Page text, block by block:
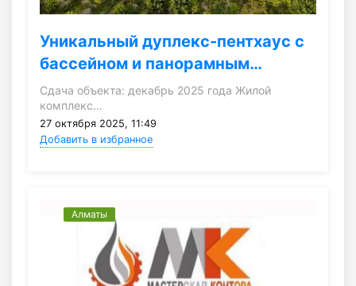
Уникальный дуплекс-пентхаус с
бассейном и панорамным…
Сдача объекта: декабрь 2025 года Жилой
комплекс…
27 октября 2025, 11:49
Добавить в избранное
Алматы